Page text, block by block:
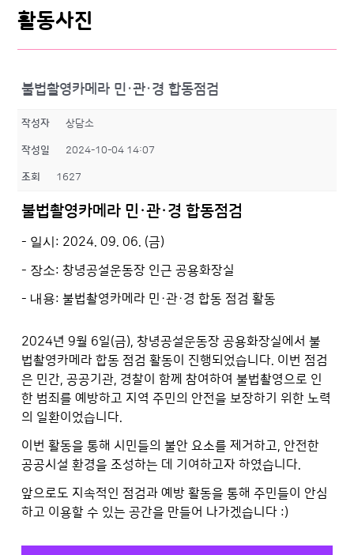
활동사진
불법촬영카메라 민·관·경 합동점검
작성자 상담소
작성일 2024-10-04 14:07
조회 1627
불법촬영카메라 민 ·관·경 합동점검
- 일시 : 2024. 09. 06. (금)
- 장소: 창녕공설운동장 인근 공용화장실
- 내용: 불법촬영카메라 민 ·관·경합동 점검 활동
2024년 9월 6일(금), 창녕공설운동장 공용화장실에서 불
법촬영카메라 합동 점검 활동이 진행되었습니다. 이번 점검
은 민간, 공공기관, 경찰이 함께 참여하여 불법촬영으로 인
한 범죄를 예방하고 지역 주민의 안전을 보장하기 위한 노력
의 일환이었습니다.
이번 활동을 통해 시민들의 불안 요소를 제거하고, 안전한
공공시설 환경을 조성하는 데 기여하고자 하였습니다.
앞으로도 지속적인 점검과 예방 활동을 통해 주민들이 안심
하고 이용할 수 있는 공간을 만들어 나가겠습니다 :)